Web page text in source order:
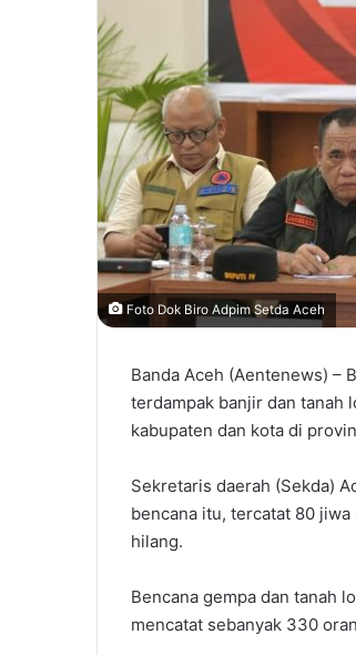
Foto Dok Biro Adpim Setda Aceh
Banda Aceh (Aentenews) –
terdampak banjir dan tanah
kabupaten dan kota di
Sekretaris daerah (Sekda)
bencana itu, tercatat 80
hilang.
Bencana gempa dan tanah
mencatat sebanyak 330